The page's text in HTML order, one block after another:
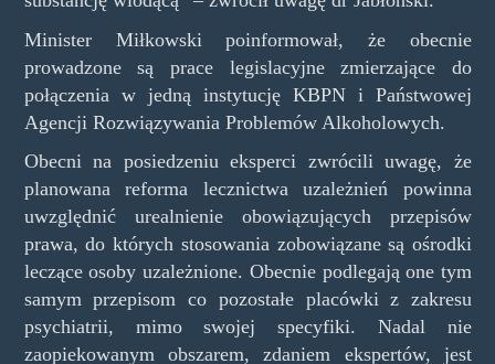
Minister Miłkowski poinformował, że obecnie
prowadzone są prace legislacyjne zmierzające do
połączenia w jedną instytucję KBPN i Państwowej
Agencji Rozwiązywania Problemów Alkoholowych.
Obecni na posiedzeniu eksperci zwrócili uwagę, że
planowana reforma lecznictwa uzależnień powinna
uwzględnić urealnienie obowiązujących przepisów
prawa, do których stosowania zobowiązane są ośrodki
leczące osoby uzależnione. Obecnie podlegają one tym
samym przepisom co pozostałe placówki z zakresu
psychiatrii, mimo swojej specyfiki. Nadal nie
zaopiekowanym obszarem, zdaniem ekspertów, jest